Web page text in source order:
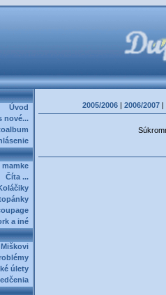
Úvod
nové...
mamke
Číta ...
a iné
úlety
2005/2006 | 2006/2007 |